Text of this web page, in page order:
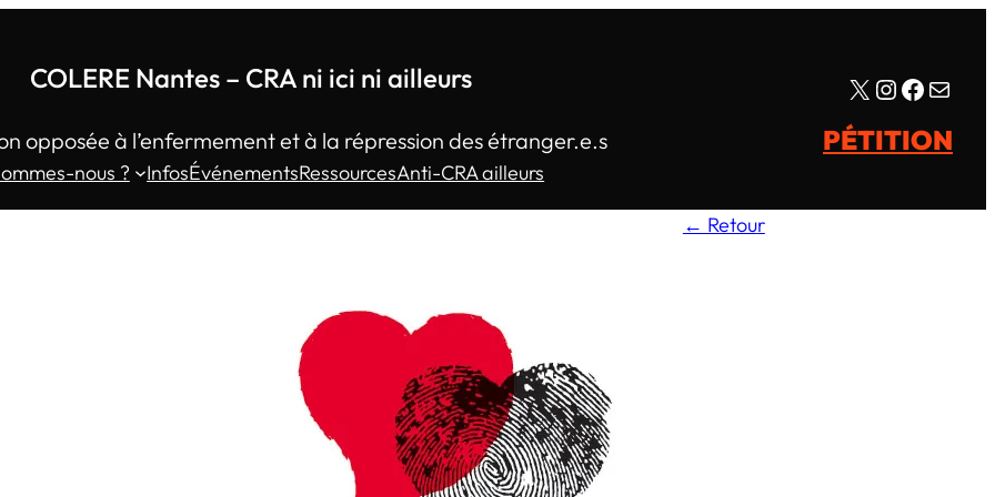
COLERE Nantes – CRA ni ici ni ailleurs
opposée à l’enfermement et à la répression des étranger.e.s
nous ? InfosÉvénementsRessourcesAnti-CRA ailleurs
X Instagram
E-mail
PÉTITION
← Retour